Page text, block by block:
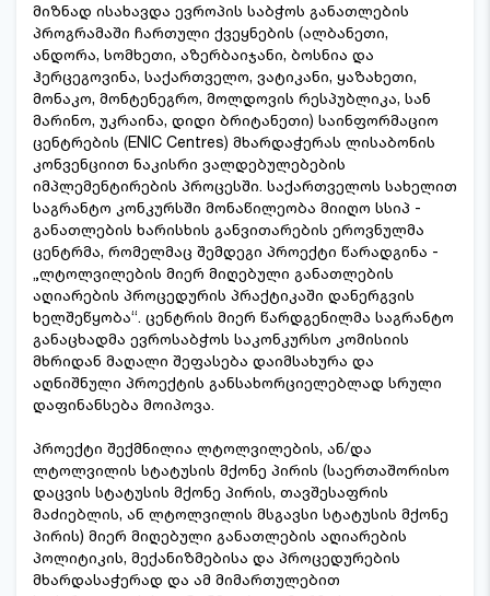
მიზნად ისახავდა ევროპის საბჭოს განათლების
პროგრამაში ჩართული ქვეყნების (ალბანეთი,
ანდორა, სომხეთი, აზერბაიჯანი, ბოსნია და
ჰერცეგოვინა, საქართველო, ვატიკანი, ყაზახეთი,
მონაკო, მონტენეგრო, მოლდოვის რესპუბლიკა, სან
მარინო, უკრაინა, დიდი ბრიტანეთი) საინფორმაციო
ცენტრების (ENIC Centres) მხარდაჭერას ლისაბონის
კონვენციით ნაკისრი ვალდებულებების
იმპლემენტირების პროცესში. საქართველოს სახელით
საგრანტო კონკურსში მონაწილეობა მიიღო სსიპ -
განათლების ხარისხის განვითარების ეროვნულმა
ცენტრმა, რომელმაც შემდეგი პროექტი წარადგინა -
„ლტოლვილების მიერ მიღებული განათლების
აღიარების პროცედურის პრაქტიკაში დანერგვის
ხელშეწყობა“. ცენტრის მიერ წარდგენილმა საგრანტო
განაცხადმა ევროსაბჭოს საკონკურსო კომისიის
მხრიდან მაღალი შეფასება დაიმსახურა და
აღნიშნული პროექტის განსახორციელებლად სრული
დაფინანსება მოიპოვა.
პროექტი შექმნილია ლტოლვილების, ან/და
ლტოლვილის სტატუსის მქონე პირის (საერთაშორისო
დაცვის სტატუსის მქონე პირის, თავშესაფრის
მაძიებლის, ან ლტოლვილის მსგავსი სტატუსის მქონე
პირის) მიერ მიღებული განათლების აღიარების
პოლიტიკის, მექანიზმებისა და პროცედურების
მხარდასაჭერად და ამ მიმართულებით